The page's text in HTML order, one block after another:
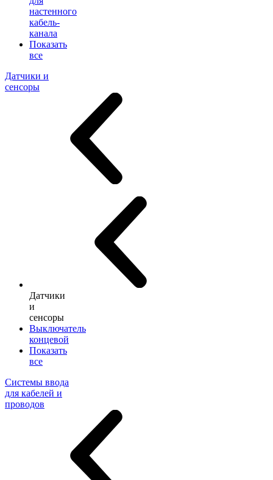
настенного
кабель-
канала
Показать
все
Датчики и
сенсоры
Датчики
и
сенсоры
Выключатель
концевой
Показать
все
Системы ввода
для кабелей и
проводов